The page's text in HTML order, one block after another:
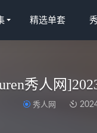
精选单套
秀人网
秀人网